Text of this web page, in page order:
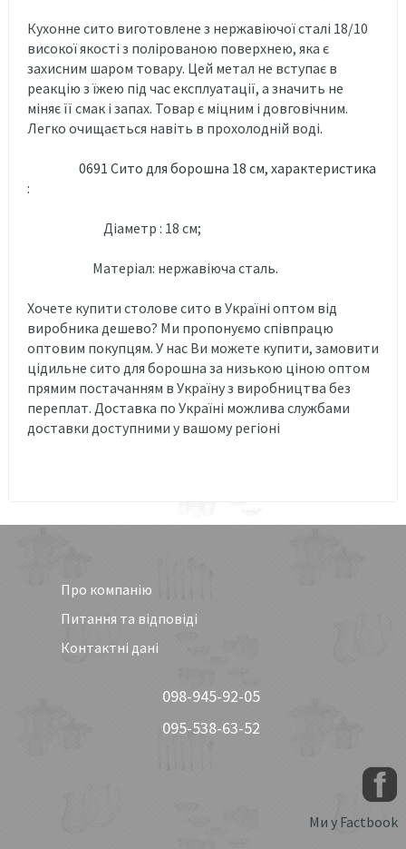
Кухонне сито виготовлене з нержавіючої сталі 18/10
високої якості з полірованою поверхнею, яка є
захисним шаром товару. Цей метал не вступає в
реакцію з їжею під час експлуатації, а значить не
міняє її смак і запах. Товар є міцним і довговічним.
Легко очищається навіть в прохолодній воді.
0691 Сито для борошна 18 см, характеристика
:
Діаметр : 18 см;
Матеріал: нержавіюча сталь.
Хочете купити столове сито в Україні оптом від
виробника дешево? Ми пропонуємо співпрацю
оптовим покупцям. У нас Ви можете купити, замовити
цідильне сито для борошна за низькою ціною оптом
прямим постачанням в Україну з виробництва без
переплат. Доставка по Україні можлива службами
доставки доступними у вашому регіоні
Про компанію
Питання та відповіді
Контактні дані
098-945-92-05
095-538-63-52
Ми у Factbook